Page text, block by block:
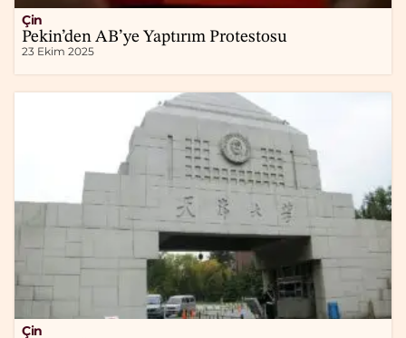
Çin
Pekin’den AB’ye Yaptırım Protestosu
23 Ekim 2025
Çin